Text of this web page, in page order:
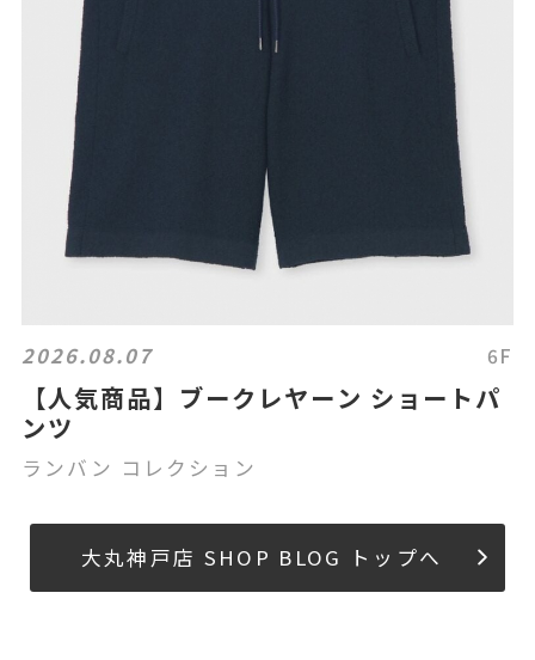
2026.08.07 6F
【人気商品】ブークレヤーン ショートパ
ンツ
ランバン コレクション
大丸神戸店 SHOP BLOG トップへ